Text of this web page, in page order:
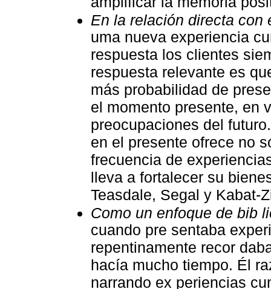
En la relación directa con
uma nueva experiencia
respuesta los clientes
respuesta relevante es
más probabilidad de
el momento presente, en
preocupaciones del
en el presente ofrece no
frecuencia de
lleva a fortalecer su
Teasdale, Segal y Kabat-
Como un enfoque de bib
cuando pre sentaba
repentinamente recor
hacía mucho tiempo. Él
narrando ex periencias